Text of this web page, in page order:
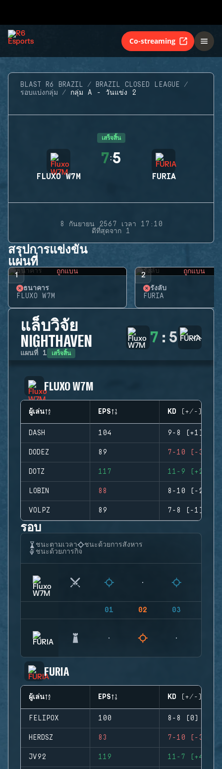
Co-streaming
BLAST R6 BRAZIL
BRAZIL CLOSED LEAGUE
รอบแบ่งกลุ่ม
กลุ่ม A - วันแข่ง 2
เสร็จสิ้น
FLUXO W7M
7:5
FURIA
8 กันยายน 2567 เวลา 17:10
ดีที่สุดจาก 1
สรุปการแข่งขัน
แผนที่
1 ถูกแบน
ธนาคาร
FLUXO W7M
2 ถูกแบน
รังลับ
FURIA
แล็บวิจัย
NIGHTHAVEN
แผนที่ 1 เสร็จสิ้น
7 : 5
FLUXO W7M
ผู้เล่น EPS KD (+/-)
DASH 104 9-8 (+1)
DODEZ 89 7-10 (-3)
DOTZ 117 11-9 (+2)
LOBIN 88 8-10 (-2)
VOLPZ 89 7-8 (-1)
รอบ
ชนะตามเวลา
ชนะด้วยการสังหาร
ชนะด้วยภารกิจ
01 02 03
FURIA
ผู้เล่น EPS KD (+/-)
FELIPOX 100 8-8 (0)
HERDSZ 83 7-10 (-3)
JV92 119 11-7 (+4)